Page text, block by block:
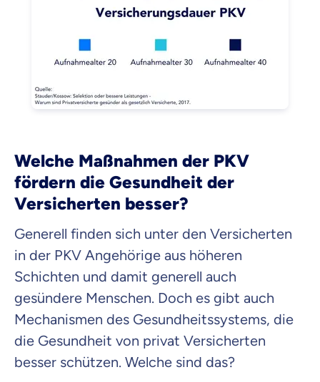
Welche Maßnahmen der PKV
fördern die Gesundheit der
Versicherten besser?
Generell finden sich unter den Versicherten
in der PKV Angehörige aus höheren
Schichten und damit generell auch
gesündere Menschen. Doch es gibt auch
Mechanismen des Gesundheitssystems, die
die Gesundheit von privat Versicherten
besser schützen. Welche sind das?